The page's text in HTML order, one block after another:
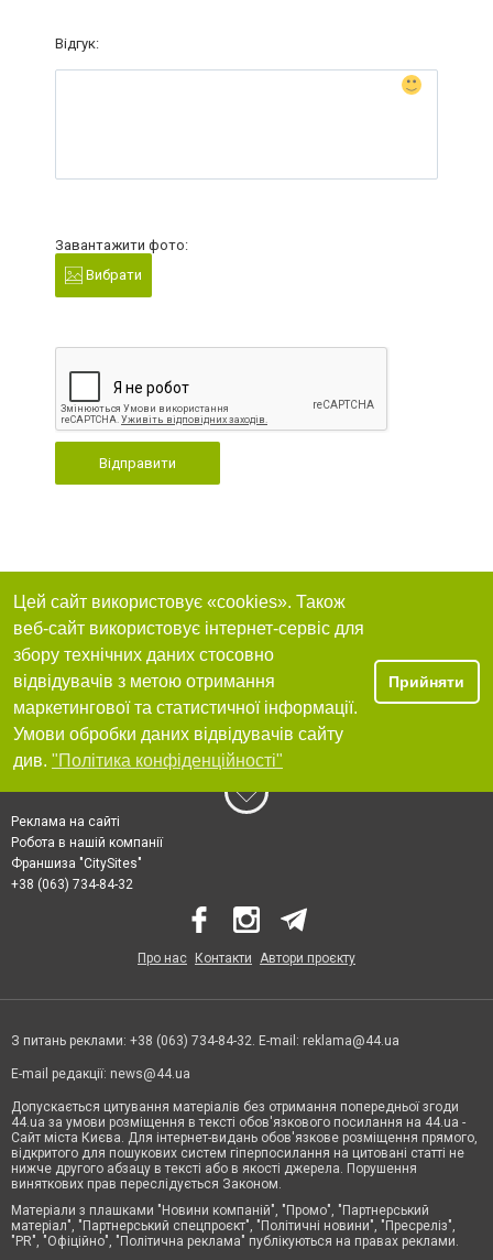
Відгук:
Завантажити фото:
Вибрати
Відправити
Цей сайт використовує «cookies». Також
веб-сайт використовує інтернет-сервіс для
збору технічних даних стосовно
відвідувачів з метою отримання
маркетингової та статистичної інформації.
Умови обробки даних відвідувачів сайту
див. "Політика конфіденційності"
Прийняти
Реклама на сайті
Робота в нашій компанії
Франшиза "CitySites"
+38 (063) 734-84-32
Про нас Контакти Автори проєкту
З питань реклами: +38 (063) 734-84-32. E-mail: reklama@44.ua
E-mail редакції: news@44.ua
Допускається цитування матеріалів без отримання попередньої згоди
44.ua за умови розміщення в тексті обов'язкового посилання на 44.ua -
Сайт міста Києва. Для інтернет-видань обов'язкове розміщення прямого,
відкритого для пошукових систем гіперпосилання на цитовані статті не
нижче другого абзацу в тексті або в якості джерела. Порушення
виняткових прав переслідується Законом.
Матеріали з плашками "Новини компаній", "Промо", "Партнерський
матеріал", "Партнерський спецпроєкт", "Політичні новини", "Пресреліз",
"PR", "Офіційно", "Політична реклама" публікуються на правах реклами.